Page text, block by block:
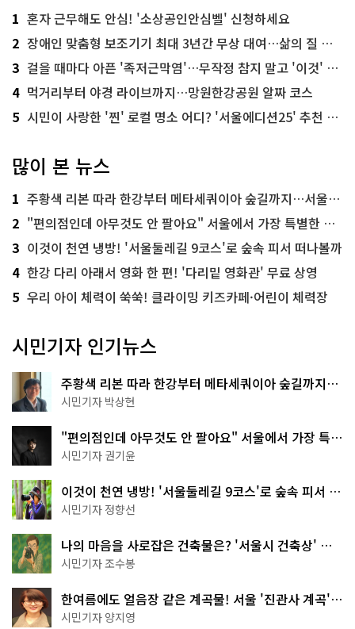
1 혼자 근무해도 안심! '소상공인안심벨' 신청하세요
2 장애인 맞춤형 보조기기 최대 3년간 무상 대여…삶의 질 높인다
3 걸을 때마다 아픈 '족저근막염'…무작정 참지 말고 '이것' 해보세요!
4 먹거리부터 야경 라이브까지…망원한강공원 알짜 코스
5 시민이 사랑한 '찐' 로컬 명소 어디? '서울에디션25' 추천 코스
많이 본 뉴스
1 주황색 리본 따라 한강부터 메타세쿼이아 숲길까지…서울둘레길 15코스
2 "편의점인데 아무것도 안 팔아요" 서울에서 가장 특별한 편의점의 정체
3 이것이 천연 냉방! '서울둘레길 9코스'로 숲속 피서 떠나볼까
4 한강 다리 아래서 영화 한 편! '다리밑 영화관' 무료 상영
5 우리 아이 체력이 쑥쑥! 클라이밍 키즈카페·어린이 체력장
시민기자 인기뉴스
주황색 리본 따라 한강부터 메타세쿼이아 숲길까지…
서울둘레길 15코스
시민기자 박상현
"편의점인데 아무것도 안 팔아요" 서울에서 가장 특별
한 편의점의 정체
시민기자 권기윤
이것이 천연 냉방! '서울둘레길 9코스'로 숲속 피서 떠
나볼까
시민기자 정향선
나의 마음을 사로잡은 건축물은? '서울시 건축상' 수
상작 공개!
시민기자 조수봉
한여름에도 얼음장 같은 계곡물! 서울 '진관사 계곡'이
천국이네~
시민기자 양지영